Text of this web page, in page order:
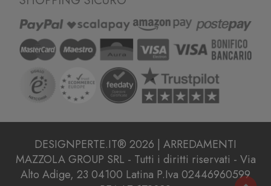
DESIGNPERTE.IT® 2026 | ARREDAMENTI
MAZZOLA GROUP SRL - Tutti i diritti riservati - Via
Alto Adige, 23 04100 Latina P.Iva 02446960599